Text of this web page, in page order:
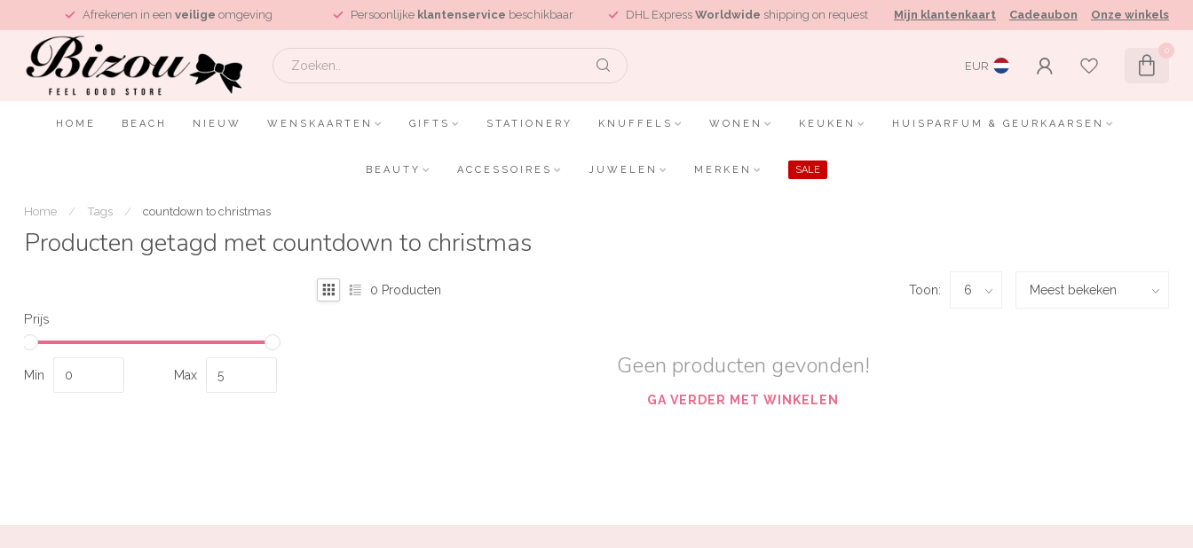
Afrekenen in een veilige omgeving Persoonlijke klantenservice beschikbaar DHL Express Worldwide shipping on request Mijn klantenkaart Cadeaubon Onze winkels
EUR
0
HOME BEACH NIEUW WENSKAARTEN GIFTS STATIONERY KNUFFELS WONEN KEUKEN HUISPARFUM & GEURKAARSEN
BEAUTY ACCESSOIRES JUWELEN MERKEN SALE
Home / Tags / countdown to christmas
Producten getagd met countdown to christmas
Prijs
Min Max
0 Producten Toon:
Geen producten gevonden!
GA VERDER MET WINKELEN